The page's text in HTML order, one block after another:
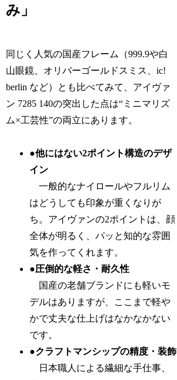
み」
同じく人気の国産フレーム（999.9や白
山眼鏡、オリバーゴールドスミス、ic!
berlin など）とも比べてみて、アイヴァ
ン 7285 140の突出した点は“ミニマリズ
ム×工芸性”の両立にあります。
●他にはない2ポイント構造のデザ
イン
一般的なナイロールやフルリム
はどうしても印象が重くなりが
ち。アイヴァンの2ポイントは、顔
全体が明るく、パッと知的な雰囲
気を作ってくれます。
●圧倒的な軽さ・耐久性
国産の老舗ブランドにも軽いモ
デルはありますが、ここまで軽や
かで丈夫な仕上げはなかなかない
です。
●クラフトマンシップの精度・装飾
日本職人による繊細な手仕事、